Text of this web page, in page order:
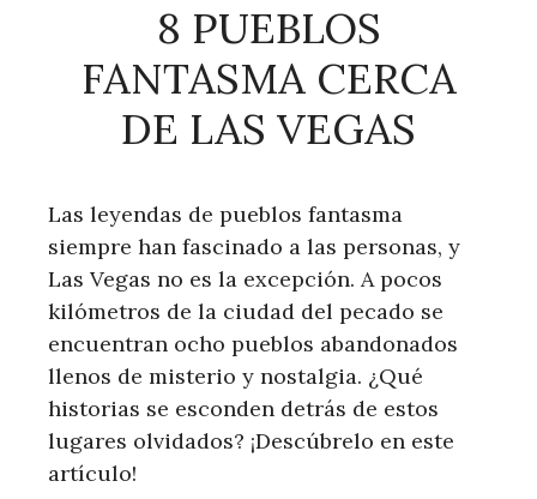
8 PUEBLOS
FANTASMA CERCA
DE LAS VEGAS
Las leyendas de pueblos fantasma
siempre han fascinado a las personas, y
Las Vegas no es la excepción. A pocos
kilómetros de la ciudad del pecado se
encuentran ocho pueblos abandonados
llenos de misterio y nostalgia. ¿Qué
historias se esconden detrás de estos
lugares olvidados? ¡Descúbrelo en este
artículo!